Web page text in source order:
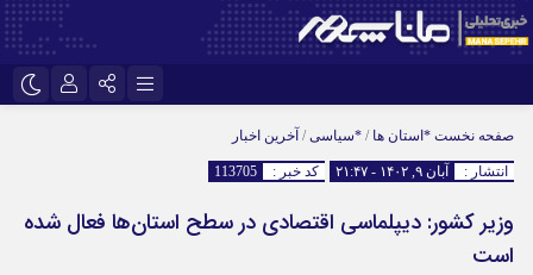
اینستاگرام
سروش
ایتا
آپارات
رمز عبور
صفحه نخست *استان ها / *سیاسی/ آخرین اخبار
انتشار : آبان ۹, ۱۴۰۲ - ۲۱:۴۷ کد خبر : 113705
وزیر کشور: دیپلماسی اقتصادی در سطح استان‌ها فعال شده
است